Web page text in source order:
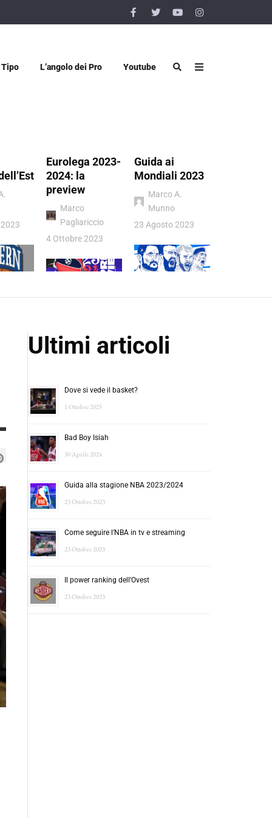
L’angolo dei Pro Youtube
Eurolega 2023-
2024: la
preview
Marco
Pagliariccio
4 Ottobre 2023
Guida ai
Mondiali 2023
Marco A.
Munno
23 Agosto 2023
Ultimi articoli
Dove si vede il basket?
1 Ottobre 2025
Bad Boy Isiah
30 Aprile 2024
Guida alla stagione NBA 2023/2024
23 Ottobre 2023
Come seguire l’NBA in tv e streaming
23 Ottobre 2023
Il power ranking dell’Ovest
23 Ottobre 2023